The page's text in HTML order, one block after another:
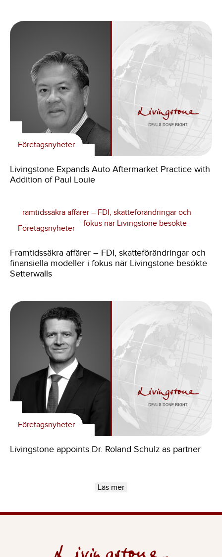
Företagsnyheter
Livingstone Expands Auto Aftermarket Practice with
Addition of Paul Louie
Företagsnyheter
Framtidssäkra affärer – FDI, skatteförändringar och
finansiella modeller i fokus när Livingstone besökte
Setterwalls
Företagsnyheter
Livingstone appoints Dr. Roland Schulz as partner
Läs mer